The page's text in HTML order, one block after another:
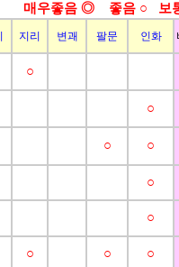
매우좋음 ◎ 좋음 ○ 보
지리 변괘 팔문 인화
○
○
○ ○
○
○
○ ○ ○